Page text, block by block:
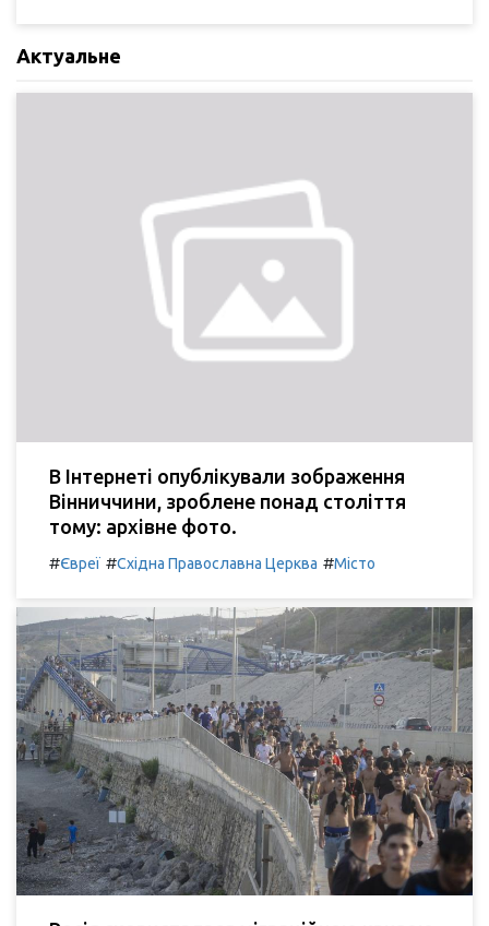
Актуальне
В Інтернеті опублікували зображення
Вінниччини, зроблене понад століття
тому: архівне фото.
#Євреї #Східна Православна Церква #Місто